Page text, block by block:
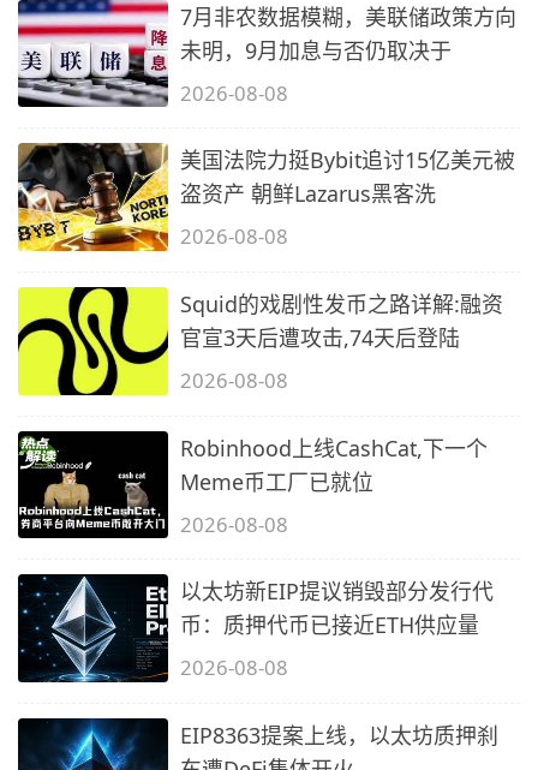
7月非农数据模糊，美联储政策方向
未明，9月加息与否仍取决于
2026-08-08
美国法院力挺Bybit追讨15亿美元被
盗资产 朝鲜Lazarus黑客洗
2026-08-08
Squid的戏剧性发币之路详解:融资
官宣3天后遭攻击,74天后登陆
2026-08-08
Robinhood上线CashCat,下一个
Meme币工厂已就位
2026-08-08
以太坊新EIP提议销毁部分发行代
币：质押代币已接近ETH供应量
2026-08-08
EIP8363提案上线，以太坊质押刹